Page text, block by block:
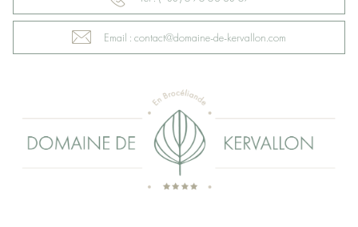
Email : contact@domaine-de-kervallon.com